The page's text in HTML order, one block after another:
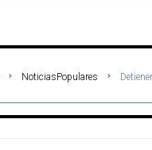
NoticiasPopulares